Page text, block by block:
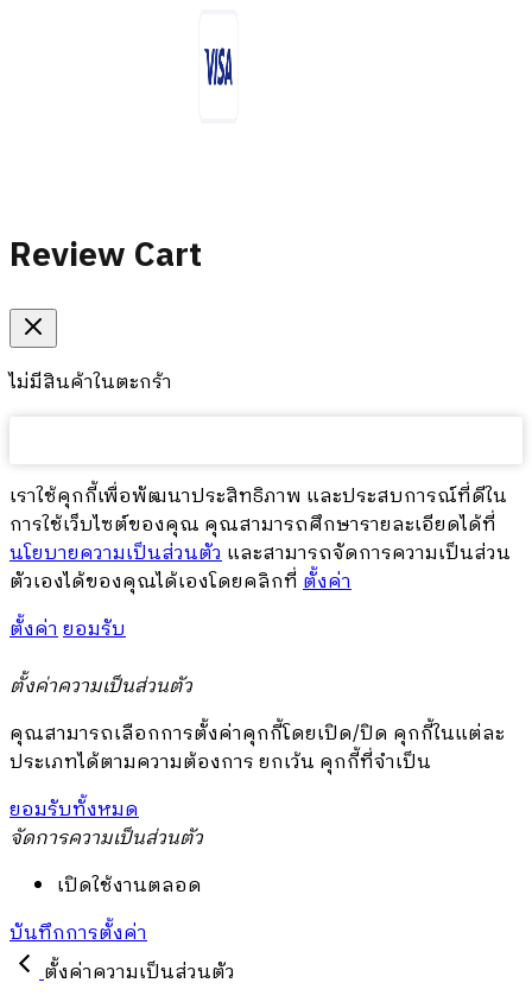
Review Cart
ไม่มีสินค้าในตะกร้า
เราใช้คุกกี้เพื่อพัฒนาประสิทธิภาพ และประสบการณ์ที่ดีใน
การใช้เว็บไซต์ของคุณ คุณสามารถศึกษารายละเอียดได้ที่
นโยบายความเป็นส่วนตัวและสามารถจัดการความเป็นส่วน
ตัวเองได้ของคุณได้เองโดยคลิกที่ ตั้งค่า
ตั้งค่ายอมรับ
ตั้งค่าความเป็นส่วนตัว
คุณสามารถเลือกการตั้งค่าคุกกี้โดยเปิด/ปิด คุกกี้ในแต่ละ
ประเภทได้ตามความต้องการ ยกเว้น คุกกี้ที่จำเป็น
ยอมรับทั้งหมด
จัดการความเป็นส่วนตัว
เปิดใช้งานตลอด
บันทึกการตั้งค่า
ตั้งค่าความเป็นส่วนตัว